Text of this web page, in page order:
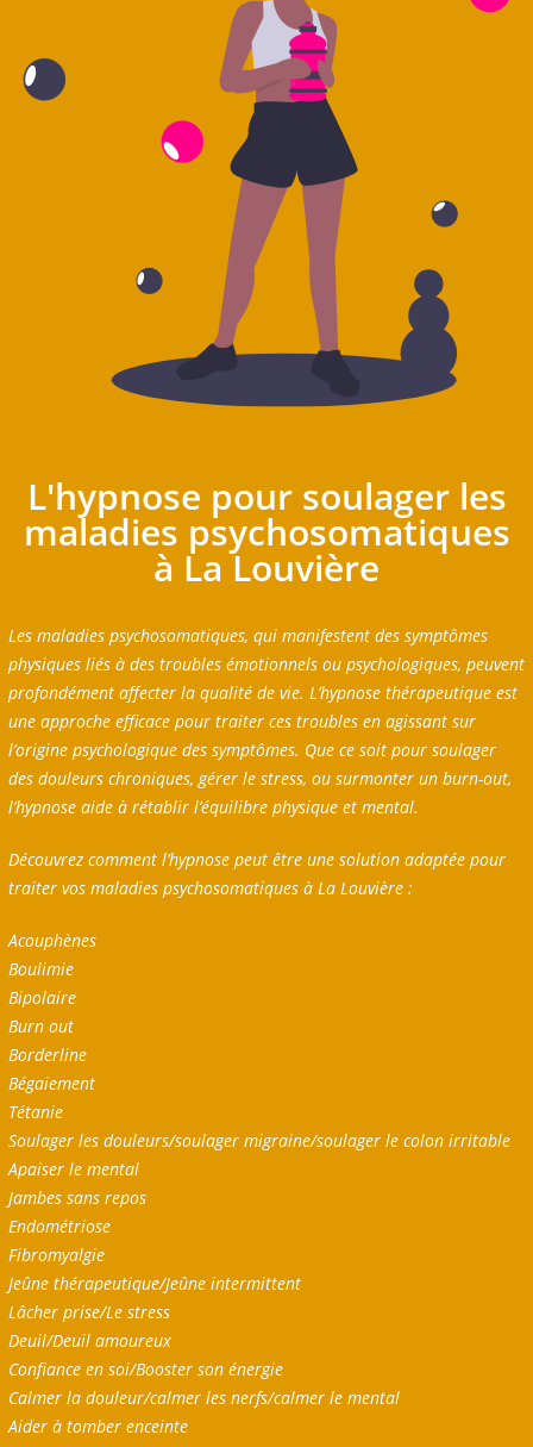
L'hypnose pour soulager les
maladies psychosomatiques
à La Louvière
Les maladies psychosomatiques, qui manifestent des symptômes
physiques liés à des troubles émotionnels ou psychologiques, peuvent
profondément affecter la qualité de vie. L’hypnose thérapeutique est
une approche efficace pour traiter ces troubles en agissant sur
l’origine psychologique des symptômes. Que ce soit pour soulager
des douleurs chroniques, gérer le stress, ou surmonter un burn-out,
l’hypnose aide à rétablir l’équilibre physique et mental.
Découvrez comment l’hypnose peut être une solution adaptée pour
traiter vos maladies psychosomatiques à La Louvière :
Acouphènes
Boulimie
Bipolaire
Burn out
Borderline
Bégaiement
Tétanie
Soulager les douleurs/soulager migraine/soulager le colon irritable
Apaiser le mental
Jambes sans repos
Endométriose
Fibromyalgie
Jeûne thérapeutique/Jeûne intermittent
Lâcher prise/Le stress
Deuil/Deuil amoureux
Confiance en soi/Booster son énergie
Calmer la douleur/calmer les nerfs/calmer le mental
Aider à tomber enceinte